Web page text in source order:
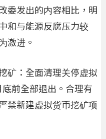
委发出的内容相比，明
和与能源反腐压力较
激进。
矿：全面清理关停虚拟
前全部退出。合理有
禁新建虚拟货币挖矿项